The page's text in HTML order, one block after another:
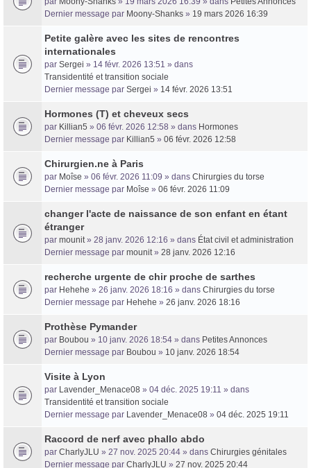
Dernier message par Moony-Shanks » 19 mars 2026 16:39
Petite galère avec les sites de rencontres
internationales
par Sergei » 14 févr. 2026 13:51 » dans
Transidentité et transition sociale
Dernier message par Sergei » 14 févr. 2026 13:51
Hormones (T) et cheveux secs
par Killian5 » 06 févr. 2026 12:58 » dans Hormones
Dernier message par Killian5 » 06 févr. 2026 12:58
Chirurgien.ne à Paris
par Moîse » 06 févr. 2026 11:09 » dans Chirurgies du torse
Dernier message par Moîse » 06 févr. 2026 11:09
changer l'acte de naissance de son enfant en étant
étranger
par mounit» 28 janv. 2026 12:16 » dans État civil et administration
Dernier message par mounit» 28 janv. 2026 12:16
recherche urgente de chir proche de sarthes
par Hehehe » 26 janv. 2026 18:16 » dans Chirurgies du torse
Dernier message par Hehehe » 26 janv. 2026 18:16
Prothèse Pymander
par Boubou » 10 janv. 2026 18:54 » dans Petites Annonces
Dernier message par Boubou » 10 janv. 2026 18:54
Visite à Lyon
par Lavender_Menace08 » 04 déc. 2025 19:11 » dans
Transidentité et transition sociale
Dernier message par Lavender_Menace08 » 04 déc. 2025 19:11
Raccord de nerf avec phallo abdo
par CharlyJLU » 27 nov. 2025 20:44 » dans Chirurgies génitales
Dernier message par CharlyJLU » 27 nov. 2025 20:44